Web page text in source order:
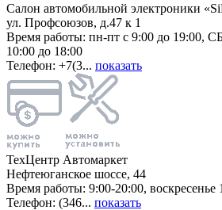
Салон автомобильной электроники
ул. Профсоюзов, д.47 к 1
Время работы: пн-пт с 9:00 до 19:00,
10:00 до 18:00
Телефон: +7(3... показать
ТехЦентр Автомаркет
Нефтеюганское шоссе, 44
Время работы: 9:00-20:00, воскресенье
Телефон: (346... показать